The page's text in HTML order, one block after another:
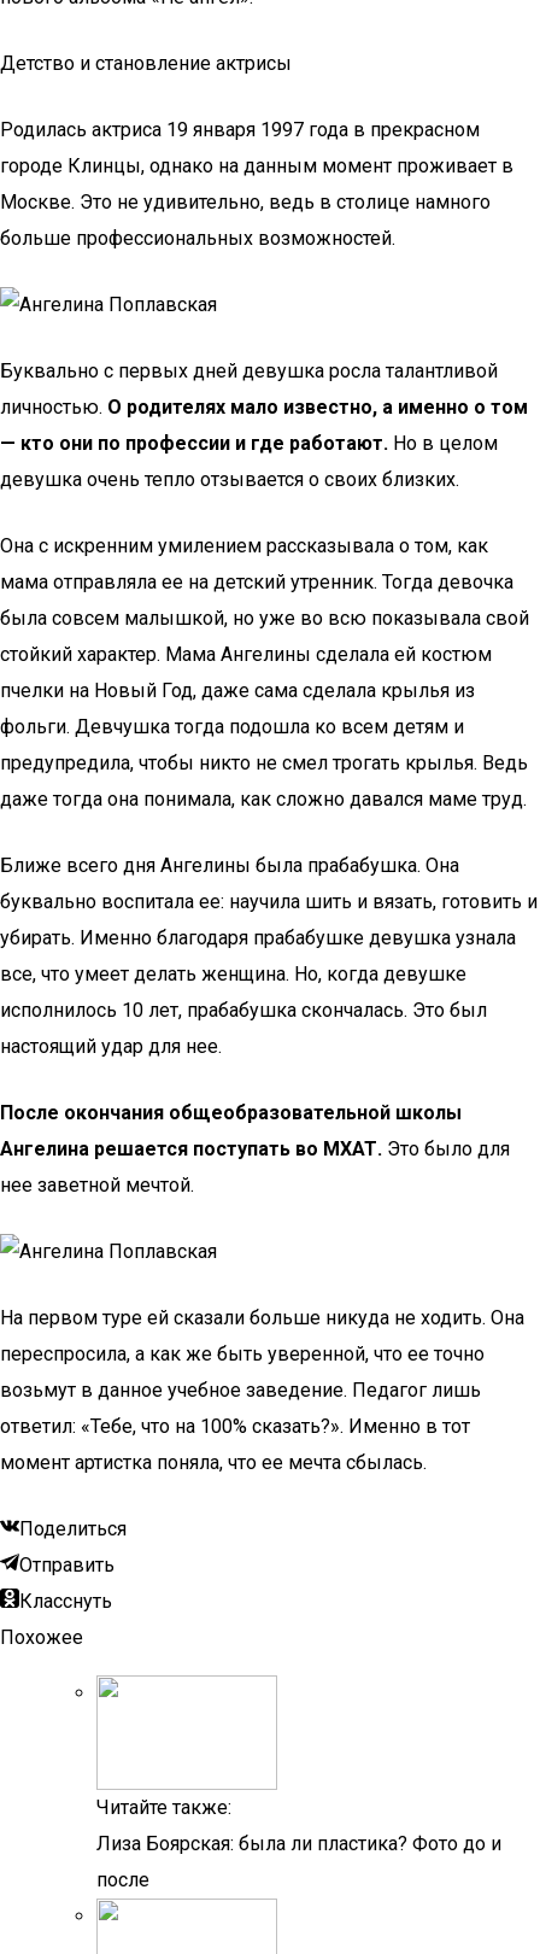
Детство и становление актрисы
Родилась актриса 19 января 1997 года в прекрасном
городе Клинцы, однако на данным момент проживает в
Москве. Это не удивительно, ведь в столице намного
больше профессиональных возможностей.
Буквально с первых дней девушка росла талантливой
личностью. О родителях мало известно, а именно о том
— кто они по профессии и где работают. Но в целом
девушка очень тепло отзывается о своих близких.
Она с искренним умилением рассказывала о том, как
мама отправляла ее на детский утренник. Тогда девочка
была совсем малышкой, но уже во всю показывала свой
стойкий характер. Мама Ангелины сделала ей костюм
пчелки на Новый Год, даже сама сделала крылья из
фольги. Девчушка тогда подошла ко всем детям и
предупредила, чтобы никто не смел трогать крылья. Ведь
даже тогда она понимала, как сложно давался маме труд.
Ближе всего дня Ангелины была прабабушка. Она
буквально воспитала ее: научила шить и вязать, готовить и
убирать. Именно благодаря прабабушке девушка узнала
все, что умеет делать женщина. Но, когда девушке
исполнилось 10 лет, прабабушка скончалась. Это был
настоящий удар для нее.
После окончания общеобразовательной школы
Ангелина решается поступать во МХАТ. Это было для
нее заветной мечтой.
На первом туре ей сказали больше никуда не ходить. Она
переспросила, а как же быть уверенной, что ее точно
возьмут в данное учебное заведение. Педагог лишь
ответил: «Тебе, что на 100% сказать?». Именно в тот
момент артистка поняла, что ее мечта сбылась.
Поделиться
Отправить
Класснуть
Похожее
Читайте также:
Лиза Боярская: была ли пластика? Фото до и
после